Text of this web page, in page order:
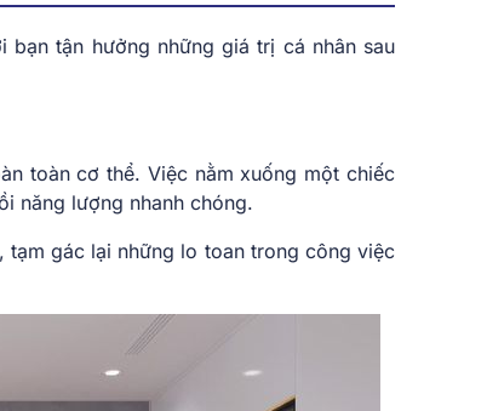
tận hưởng những giá trị cá nhân sau
toàn cơ thể. Việc nằm xuống một chiếc
năng lượng nhanh chóng.
gác lại những lo toan trong công việc